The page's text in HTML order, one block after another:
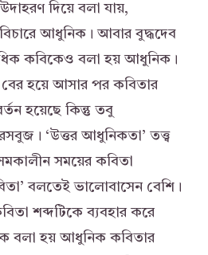
দিয়ে বলা যায়,
বিচারে আধুনিক। আবার বুদ্ধদেব
কবিকেও বলা হয় আধুনিক।
বের হয়ে আসার পর কবিতার
হয়েছে কিন্তু তবু
‘উত্তর আধুনিকতা’ তত্ত্ব
সময়ের কবিতা
বলতেই ভালোবাসেন বেশি।
শব্দটিকে ব্যবহার করে
বলা হয় আধুনিক কবিতার